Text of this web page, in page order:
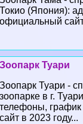
Токио (Япония):
официальный
Зоопарк Туари
Зоопарк Туари -
зоопарке в г.
телефоны,
сайт в 2023 году...